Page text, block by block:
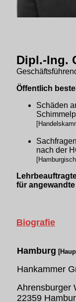
Dipl.-Ing.
Öffentlich
Schäden
nach der
für
Biografie
Hamburg [
Hankammer
Ahrensburger
22359